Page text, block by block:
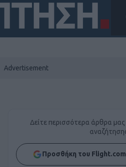
Δείτε περισσότερα άρθρα
Προσθήκη του